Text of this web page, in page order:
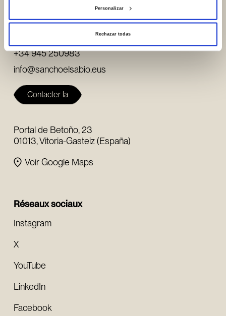
Personalizar
Rechazar todas
Où sommes-nous / Contact
+34 945 250983
info@sanchoelsabio.eus
Contacter la
Portal de Betoño, 23
01013, Vitoria-Gasteiz (España)
Voir Google Maps
Réseaux sociaux
Instagram
X
YouTube
LinkedIn
Facebook